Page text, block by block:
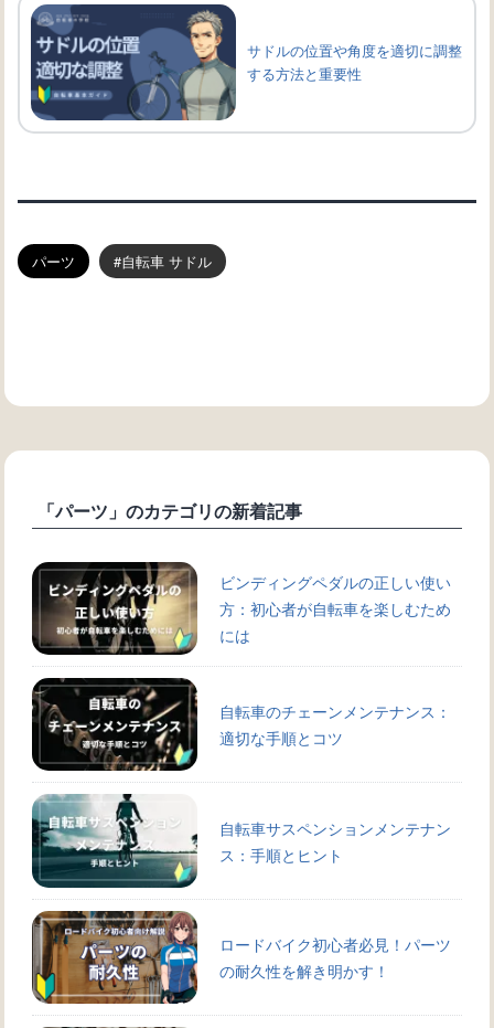
サドルの位置や角度を適切に調整
する方法と重要性
パーツ 自転車 サドル
「パーツ」のカテゴリの新着記事
ビンディングペダルの正しい使い
方：初心者が自転車を楽しむため
には
自転車のチェーンメンテナンス：
適切な手順とコツ
自転車サスペンションメンテナン
ス：手順とヒント
ロードバイク初心者必見！パーツ
の耐久性を解き明かす！